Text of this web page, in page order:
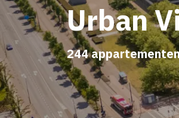
Urban
244